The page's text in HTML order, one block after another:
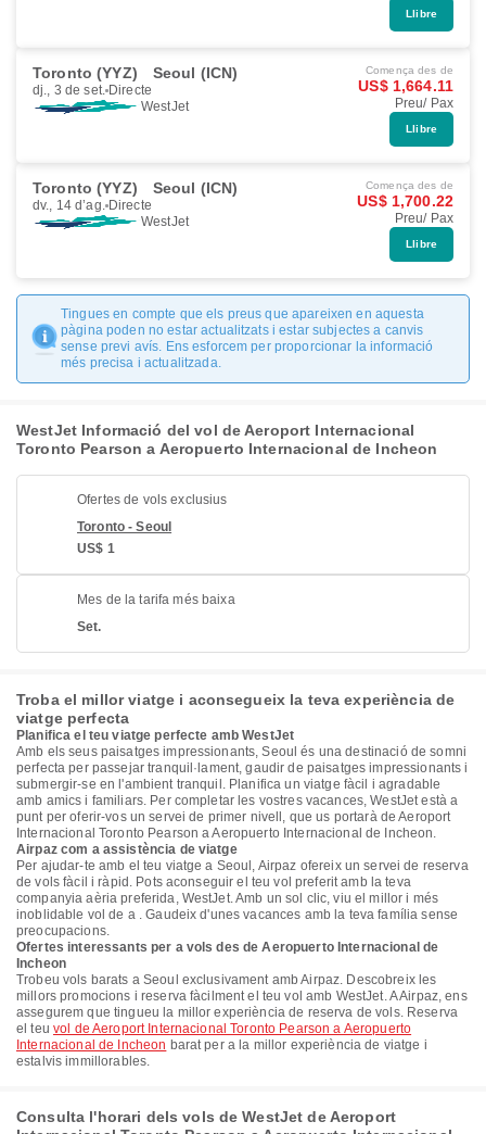
Llibre
Toronto (YYZ) Seoul (ICN)
dj., 3 de set. Directe
WestJet
Comença des de
US$ 1,664.11
Preu/ Pax
Llibre
Toronto (YYZ) Seoul (ICN)
dv., 14 d’ag. Directe
WestJet
Comença des de
US$ 1,700.22
Preu/ Pax
Llibre
Tingues en compte que els preus que apareixen en aquesta
pàgina poden no estar actualitzats i estar subjectes a canvis
sense previ avís. Ens esforcem per proporcionar la informació
més precisa i actualitzada.
WestJet Informació del vol de Aeroport Internacional
Toronto Pearson a Aeropuerto Internacional de Incheon
Ofertes de vols exclusius
Toronto - Seoul
US$ 1
Mes de la tarifa més baixa
Set.
Troba el millor viatge i aconsegueix la teva experiència de
viatge perfecta
Planifica el teu viatge perfecte amb WestJet
Amb els seus paisatges impressionants, Seoul és una destinació de somni
perfecta per passejar tranquil·lament, gaudir de paisatges impressionants i
submergir-se en l'ambient tranquil. Planifica un viatge fàcil i agradable
amb amics i familiars. Per completar les vostres vacances, WestJet està a
punt per oferir-vos un servei de primer nivell, que us portarà de Aeroport
Internacional Toronto Pearson a Aeropuerto Internacional de Incheon.
Airpaz com a assistència de viatge
Per ajudar-te amb el teu viatge a Seoul, Airpaz ofereix un servei de reserva
de vols fàcil i ràpid. Pots aconseguir el teu vol preferit amb la teva
companyia aèria preferida, WestJet. Amb un sol clic, viu el millor i més
inoblidable vol de a . Gaudeix d'unes vacances amb la teva família sense
preocupacions.
Ofertes interessants per a vols des de Aeropuerto Internacional de
Incheon
Trobeu vols barats a Seoul exclusivament amb Airpaz. Descobreix les
millors promocions i reserva fàcilment el teu vol amb WestJet. A Airpaz, ens
assegurem que tingueu la millor experiència de reserva de vols. Reserva
el teu vol de Aeroport Internacional Toronto Pearson a Aeropuerto
Internacional de Incheon barat per a la millor experiència de viatge i
estalvis immillorables.
Consulta l'horari dels vols de WestJet de Aeroport